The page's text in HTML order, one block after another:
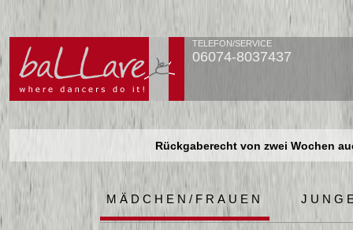
TELEFON/SERVICE
06074-8037437
Rückgaberecht von zwei Wochen
Rückgaberecht von zwei Wochen
MÄDCHEN/FRAUEN